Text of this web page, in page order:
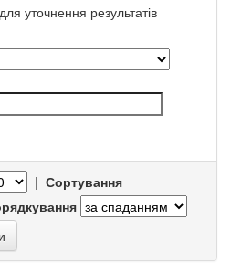
уточнення результатів
| Сортування